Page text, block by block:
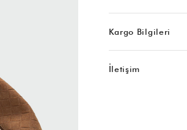
Kargo Bilgileri
İletişim